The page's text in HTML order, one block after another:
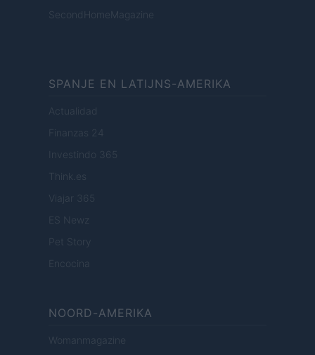
SecondHomeMagazine
SPANJE EN LATIJNS-AMERIKA
Actualidad
Finanzas 24
Investindo 365
Think.es
Viajar 365
ES Newz
Pet Story
Encocina
NOORD-AMERIKA
Womanmagazine